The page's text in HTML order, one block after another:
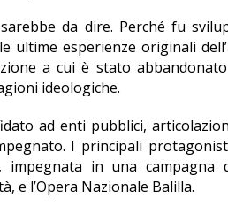
da dire. Perché fu
ultime esperienze originali
a cui è stato
ideologiche.
ad enti pubblici,
I principali
impegnata in una campagna
e l’Opera Nazionale Balilla.